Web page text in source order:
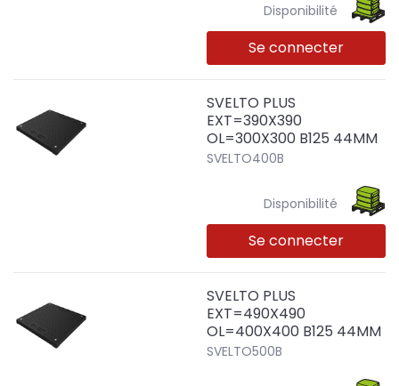
Disponibilité
Se connecter
SVELTO PLUS
EXT=390X390
OL=300X300 B125 44MM
SVELTO400B
Disponibilité
Se connecter
SVELTO PLUS
EXT=490X490
OL=400X400 B125 44MM
SVELTO500B